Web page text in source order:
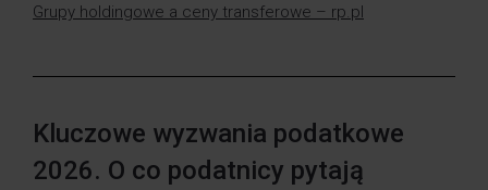
Grupy holdingowe a ceny transferowe – rp.pl
Kluczowe wyzwania podatkowe
2026. O co podatnicy pytają